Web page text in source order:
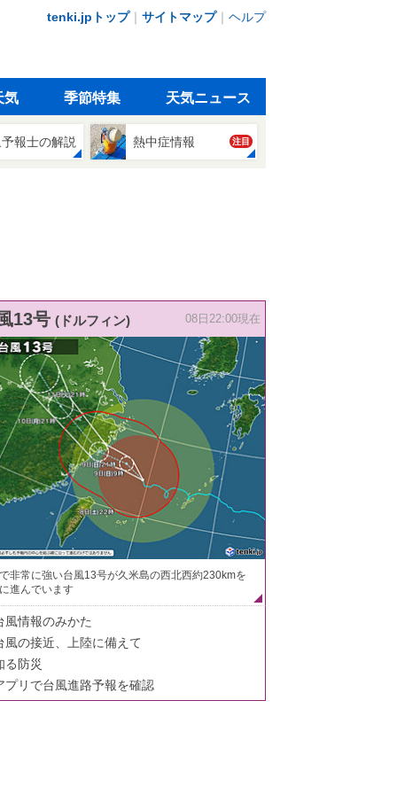
tenki.jpトップ｜ サイトマップ｜ ヘルプ
気 季節特集 天気ニュース
報士の解説 熱中症情報 注目
13号 (ドルフィン) 08日22:00現在
非常に強い台風13号が久米島の西北西約230kmを
進んでいます
風情報のみかた
風の接近、上陸に備えて
る防災
プリで台風進路予報を確認